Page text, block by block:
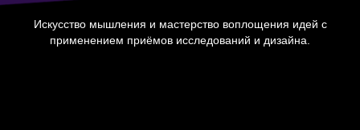
Искусство мышления и мастерство воплощения идей с
применением приёмов исследований и дизайна.